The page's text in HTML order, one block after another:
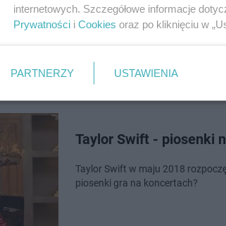
Sweetener World Tour to nowa
zobaczą w Albany, w stanie
Taylor Swift - piosenki
Taylor Swift w maju 2018
piosenki gra na koncertach?
internetowych. Szczegółowe informacje
Prywatności i Cookies oraz po kliknięciu w
PARTNERZY USTAWIENIA